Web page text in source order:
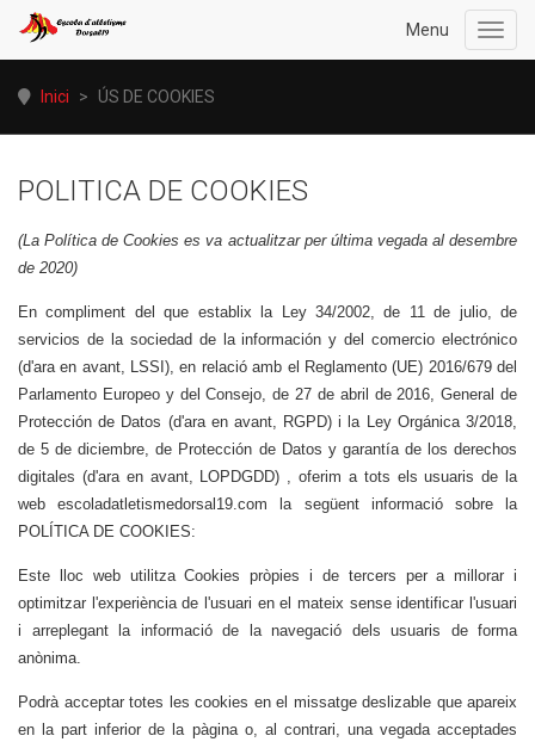
Menu
Inici
> ÚS DE COOKIES
POLITICA DE COOKIES
(La Política de Cookies es va actualitzar per última vegada al desembre
de 2020)
En compliment del que establix la Ley 34/2002, de 11 de julio, de
servicios de la sociedad de la información y del comercio electrónico
(d'ara en avant, LSSI), en relació amb el Reglamento (UE) 2016/679 del
Parlamento Europeo y del Consejo, de 27 de abril de 2016, General de
Protección de Datos (d'ara en avant, RGPD) i la Ley Orgánica 3/2018,
de 5 de diciembre, de Protección de Datos y garantía de los derechos
digitales (d'ara en avant, LOPDGDD) , oferim a tots els usuaris de l a
web escoladatletismedorsal19.com la següent informació sobre la
POLÍTICA DE COOKIES:
Este lloc web utilitza Cookies pròpies i de tercers per a millorar i
optimitzar l'experiència de l'usuari en el mateix sense identificar l'usuari
i arreplegant la informació de la navegació dels usuaris de forma
anònima.
Podrà acceptar totes les cookies en el missatge deslizable que apareix
en la part inferior de la pàgina o, al contrari, una vegada acceptades